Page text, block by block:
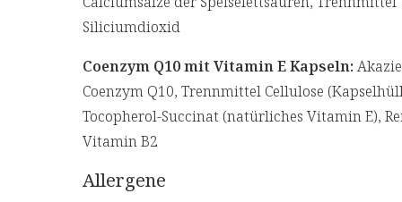
Siliciumdioxid
Coenzym Q10 mit Vitamin E Kapseln:
Coenzym Q10, Trennmittel Cellulose
Tocopherol-Succinat (natürliches Vitamin E),
Vitamin B2
Allergene